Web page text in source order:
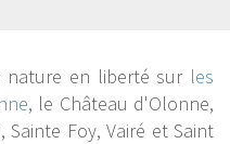
nature en liberté sur les
, le Château d'Olonne,
Foy, Vairé et Saint